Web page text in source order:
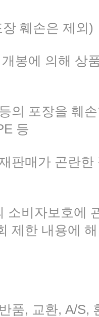
훼손은 제외)
봉에 의해 상
의 포장을 훼
등
판매가 곤란한
소비자보호에
제한 내용에
품, 교환, A/S,